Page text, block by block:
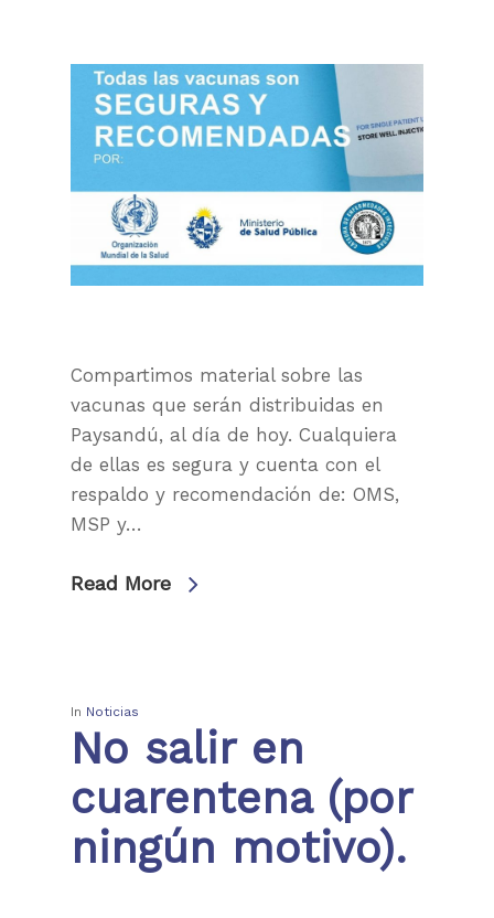
Compartimos material sobre las
vacunas que serán distribuidas en
Paysandú, al día de hoy. Cualquiera
de ellas es segura y cuenta con el
respaldo y recomendación de: OMS,
MSP y…
Read More
In Noticias
No salir en
cuarentena (por
ningún motivo).